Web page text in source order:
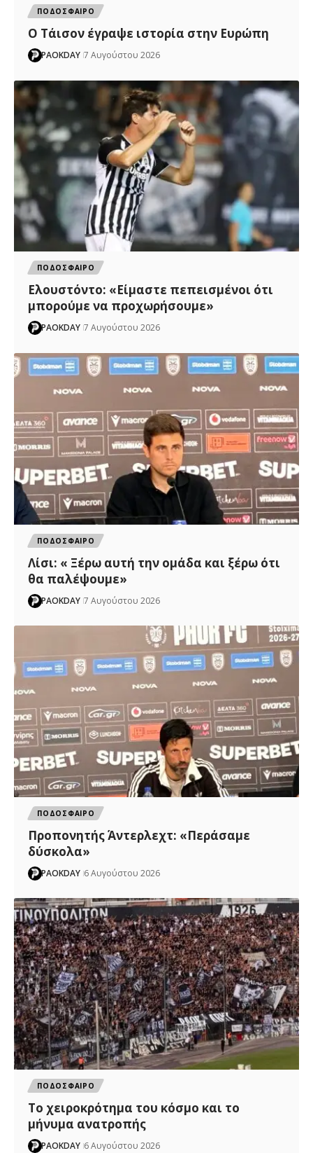
ΠΟΔΟΣΦΑΙΡΟ
Ο Τάισον έγραψε ιστορία στην Ευρώπη
PAOKDAY 7 Αυγούστου 2026
ΠΟΔΟΣΦΑΙΡΟ
Ελουστόντο: «Είμαστε πεπεισμένοι ότι
μπορούμε να προχωρήσουμε»
PAOKDAY 7 Αυγούστου 2026
ΠΟΔΟΣΦΑΙΡΟ
Λίσι: « Ξέρω αυτή την ομάδα και ξέρω ότι
θα παλέψουμε»
PAOKDAY 7 Αυγούστου 2026
ΠΟΔΟΣΦΑΙΡΟ
Προπονητής Άντερλεχτ: «Περάσαμε
δύσκολα»
PAOKDAY 6 Αυγούστου 2026
ΠΟΔΟΣΦΑΙΡΟ
Το χειροκρότημα του κόσμο και το
μήνυμα ανατροπής
PAOKDAY 6 Αυγούστου 2026